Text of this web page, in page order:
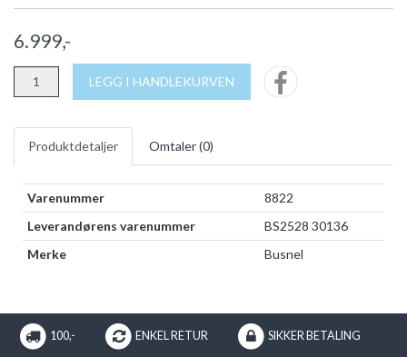
6.999,-
LEGG I HANDLEKURVEN
Produktdetaljer Omtaler (0)
Varenummer
8822
Leverandørens varenummer
BS2528 30136
Merke
Busnel
100,- ENKEL RETUR SIKKER BETALING